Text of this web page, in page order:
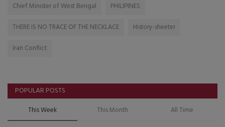
Chief Minister of West Bengal
PHILIPINES
THERE IS NO TRACE OF THE NECKLACE
History-sheeter
Iran Conflict
POPULAR POSTS
This Week This Month All Time